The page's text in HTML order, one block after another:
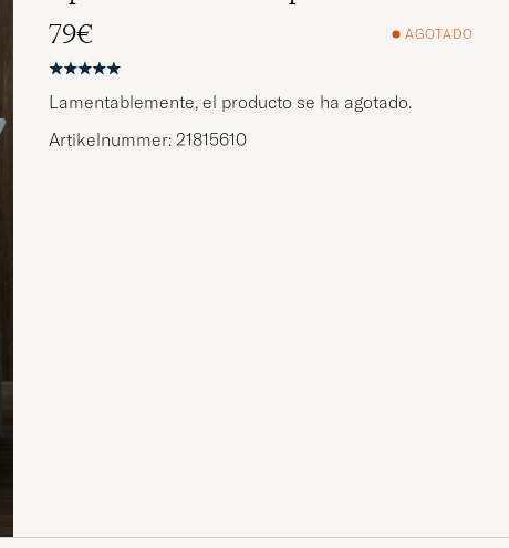
79€
AGOTADO
Lamentablemente, el producto se ha agotado.
Artikelnummer: 21815610